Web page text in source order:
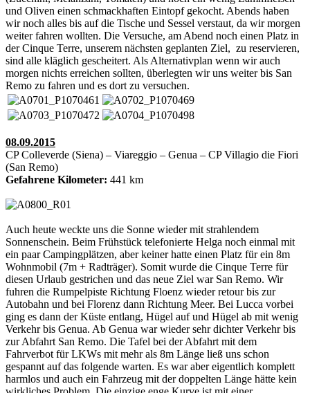
und Oliven einen schmackhaften Eintopf gekocht. Abends haben
wir noch alles bis auf die Tische und Sessel verstaut, da wir morgen
weiter fahren wollten. Die Versuche, am Abend noch einen Platz in
der Cinque Terre, unserem nächsten geplanten Ziel, zu reservieren,
sind alle kläglich gescheitert. Als Alternativplan wenn wir auch
morgen nichts erreichen sollten, überlegten wir uns weiter bis San
Remo zu fahren und es dort zu versuchen.
08.09.2015
CP Colleverde (Siena) – Viareggio – Genua – CP Villagio die Fiori
(San Remo)
Gefahrene Kilometer: 441 km
Auch heute weckte uns die Sonne wieder mit strahlendem
Sonnenschein. Beim Frühstück telefonierte Helga noch einmal mit
ein paar Campingplätzen, aber keiner hatte einen Platz für ein 8m
Wohnmobil (7m + Radträger). Somit wurde die Cinque Terre für
diesen Urlaub gestrichen und das neue Ziel war San Remo. Wir
fuhren die Rumpelpiste Richtung Floenz wieder retour bis zur
Autobahn und bei Florenz dann Richtung Meer. Bei Lucca vorbei
ging es dann der Küste entlang, Hügel auf und Hügel ab mit wenig
Verkehr bis Genua. Ab Genua war wieder sehr dichter Verkehr bis
zur Abfahrt San Remo. Die Tafel bei der Abfahrt mit dem
Fahrverbot für LKWs mit mehr als 8m Länge ließ uns schon
gespannt auf das folgende warten. Es war aber eigentlich komplett
harmlos und auch ein Fahrzeug mit der doppelten Länge hätte kein